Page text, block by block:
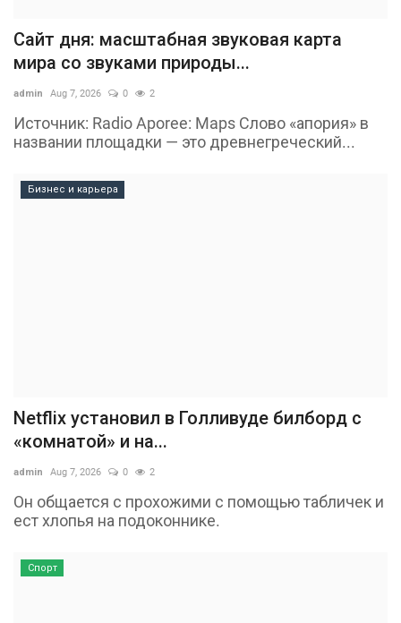
Сайт дня: масштабная звуковая карта
мира со звуками природы...
admin Aug 7, 2026 0 2
Источник: Radio Aporee: Maps Слово «апория» в
названии площадки — это древнегреческий...
Бизнес и карьера
Netflix установил в Голливуде билборд с
«комнатой» и на...
admin Aug 7, 2026 0 2
Он общается с прохожими с помощью табличек и
ест хлопья на подоконнике.
Спорт